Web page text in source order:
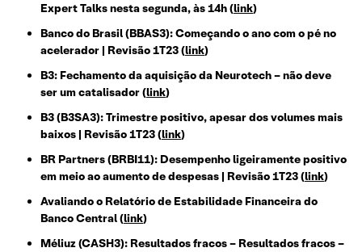
Expert Talks nesta segunda, às 14h (link)
Banco do Brasil (BBAS3): Começando o ano com o pé no
acelerador | Revisão 1T23 (link)
B3: Fechamento da aquisição da Neurotech – não deve
ser um catalisador (link)
B3 (B3SA3): Trimestre positivo, apesar dos volumes mais
baixos | Revisão 1T23 (link)
BR Partners (BRBI11): Desempenho ligeiramente positivo
em meio ao aumento de despesas | Revisão 1T23 (link)
Avaliando o Relatório de Estabilidade Financeira do
Banco Central (link)
Méliuz (CASH3): Resultados fracos – Resultados fracos –